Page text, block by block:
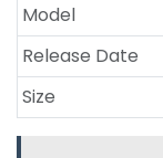
Model
Release Date
Size